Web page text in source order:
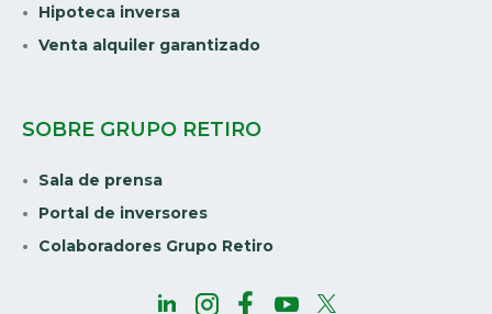
Hipoteca inversa
Venta alquiler garantizado
SOBRE GRUPO RETIRO
Sala de prensa
Portal de inversores
Colaboradores Grupo Retiro